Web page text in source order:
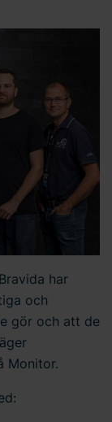
har
och
gör och att de
Monitor.